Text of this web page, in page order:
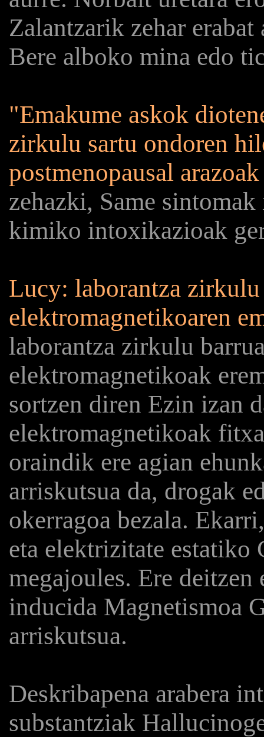
Zalantzarik zehar
Bere alboko mina edo
"Emakume askok
zirkulu sartu ondoren
postmenopausal
zehazki, Same
kimiko intoxikazioak
Lucy: laborantza zirkulu
elektromagnetikoaren
laborantza zirkulu
elektromagnetikoak
sortzen diren Ezin izan
elektromagnetikoak
oraindik ere agian
arriskutsua da, drogak
okerragoa bezala.
eta elektrizitate estatiko
megajoules. Ere
inducida Magnetismoa
arriskutsua.
Deskribapena arabera
substantziak